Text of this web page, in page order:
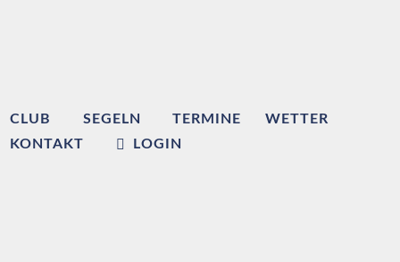
CLUB SEGELN TERMINE
WETTER
KONTAKT
LOGIN